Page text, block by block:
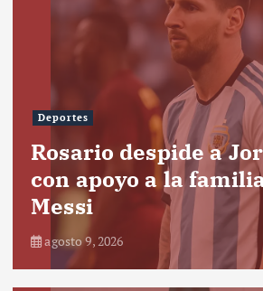
Deportes
Rosario despide a
con apoyo a la
Messi
agosto 9, 2026